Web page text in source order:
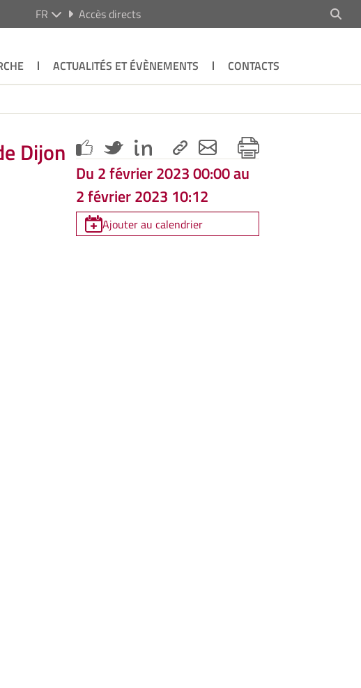
FR Accès directs
ACTUALITÉS ET ÉVÈNEMENTS
CONTACTS
Dijon
Du 2 février 2023 00:00 au
2 février 2023 10:12
Ajouter au calendrier